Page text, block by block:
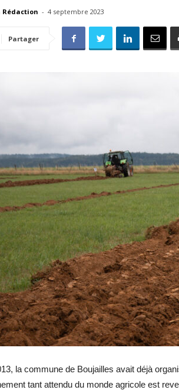
Rédaction - 4 septembre 2023
Partager
la commune de Boujailles avait déjà
tant attendu du monde agricole est